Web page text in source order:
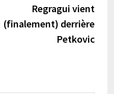
précédente :Regragui vient
(finalement) derrière
Petkovic